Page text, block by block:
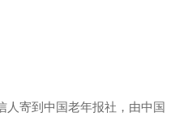
人寄到中国老年报社，由中国